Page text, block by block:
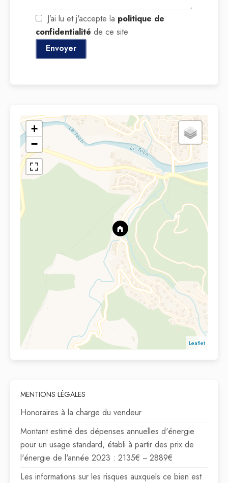
J’ai lu et j'accepte la politique de
confidentialité de ce site
Envoyer
+
−
Leaflet
MENTIONS LÉGALES
Honoraires à la charge du vendeur
Montant estimé des dépenses annuelles d'énergie
pour un usage standard, établi à partir des prix de
l'énergie de l'année 2023 : 2135€ ~ 2889€
Les informations sur les risques auxquels ce bien est